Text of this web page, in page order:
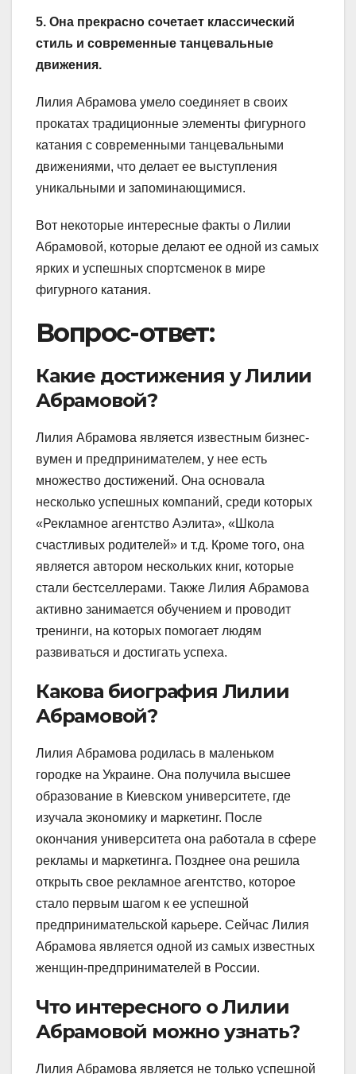
5. Она прекрасно сочетает классический
стиль и современные танцевальные
движения.
Лилия Абрамова умело соединяет в своих
прокатах традиционные элементы фигурного
катания с современными танцевальными
движениями, что делает ее выступления
уникальными и запоминающимися.
Вот некоторые интересные факты о Лилии
Абрамовой, которые делают ее одной из самых
ярких и успешных спортсменок в мире
фигурного катания.
Вопрос-ответ:
Какие достижения у Лилии
Абрамовой?
Лилия Абрамова является известным бизнес-
вумен и предпринимателем, у нее есть
множество достижений. Она основала
несколько успешных компаний, среди которых
«Рекламное агентство Аэлита», «Школа
счастливых родителей» и т.д. Кроме того, она
является автором нескольких книг, которые
стали бестселлерами. Также Лилия Абрамова
активно занимается обучением и проводит
тренинги, на которых помогает людям
развиваться и достигать успеха.
Какова биография Лилии
Абрамовой?
Лилия Абрамова родилась в маленьком
городке на Украине. Она получила высшее
образование в Киевском университете, где
изучала экономику и маркетинг. После
окончания университета она работала в сфере
рекламы и маркетинга. Позднее она решила
открыть свое рекламное агентство, которое
стало первым шагом к ее успешной
предпринимательской карьере. Сейчас Лилия
Абрамова является одной из самых известных
женщин-предпринимателей в России.
Что интересного о Лилии
Абрамовой можно узнать?
Лилия Абрамова является не только успешной